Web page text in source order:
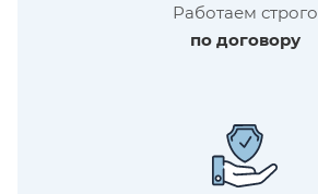
Работаем строго
по договору